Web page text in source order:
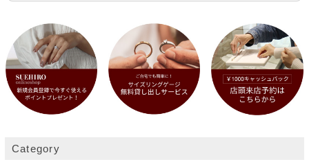
Category